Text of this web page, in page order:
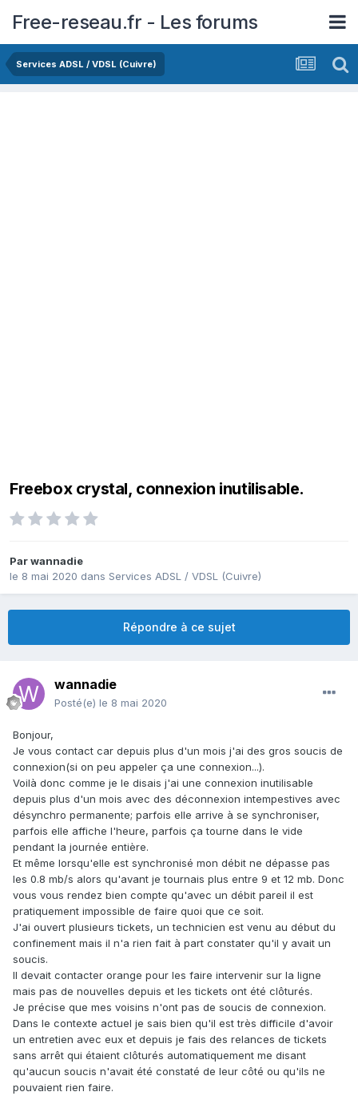
Free-reseau.fr - Les forums
Services ADSL / VDSL (Cuivre)
Freebox crystal, connexion inutilisable.
Parwannadie
le 8 mai 2020 dans Services ADSL / VDSL (Cuivre)
Répondre à ce sujet
wannadie
Posté(e) le 8 mai 2020
Bonjour,
Je vous contact car depuis plus d'un mois j'ai des gros soucis de
connexion(si on peu appeler ça une connexion...).
Voilà donc comme je le disais j'ai une connexion inutilisable
depuis plus d'un mois avec des déconnexion intempestives avec
désynchro permanente; parfois elle arrive à se synchroniser,
parfois elle affiche l'heure, parfois ça tourne dans le vide
pendant la journée entière.
Et même lorsqu'elle est synchronisé mon débit ne dépasse pas
les 0.8 mb/s alors qu'avant je tournais plus entre 9 et 12 mb. Donc
vous vous rendez bien compte qu'avec un débit pareil il est
pratiquement impossible de faire quoi que ce soit.
J'ai ouvert plusieurs tickets, un technicien est venu au début du
confinement mais il n'a rien fait à part constater qu'il y avait un
soucis.
Il devait contacter orange pour les faire intervenir sur la ligne
mais pas de nouvelles depuis et les tickets ont été clôturés.
Je précise que mes voisins n'ont pas de soucis de connexion.
Dans le contexte actuel je sais bien qu'il est très difficile d'avoir
un entretien avec eux et depuis je fais des relances de tickets
sans arrêt qui étaient clôturés automatiquement me disant
qu'aucun soucis n'avait été constaté de leur côté ou qu'ils ne
pouvaient rien faire.